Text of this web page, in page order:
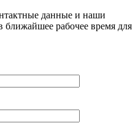
данные и наши
ближайшее рабочее время для